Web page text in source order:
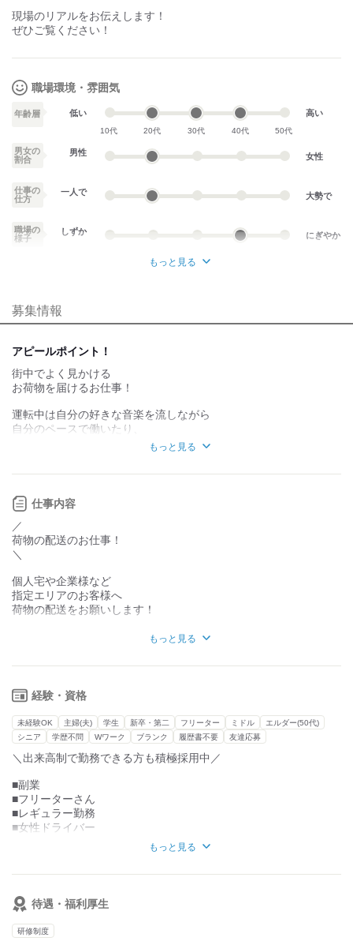
現場のリアルをお伝えします！
ぜひご覧ください！
職場環境・雰囲気
年齢層 低い
10代 20代 30代 40代 50代
高い
男女の
割合
男性 女性
仕事の
仕方
一人で 大勢で
職場の
様子
しずか にぎやか
個性が生かせる
デスクワーク
お客様との対話が
少ない
力仕事が少ない
もっと見る
募集情報
アピールポイント！
街中でよく見かける
お荷物を届けるお仕事！
運転中は自分の好きな音楽を流しながら
自分のペースで働いたり、
最近は置き配が多く再送しなければならない,,,なんて心配もなし！
【働くためのサポートが充実】
・ガソリン代後払い制度
・給料前払い&週払い制度
・車貸し出し
・直行直帰OK
⇒今手持ちのお金がなくてもご安心ください◎
収入が安定するまでサポートさせて頂きます。
平日週5回でがっつり稼いだり、
★こんな方が活躍中！
既存のスタッフさんはほとんどが未経験スタート！
運転免許さえあれば、経験やスキルがなくても
しっかり稼いでいる方が多数います！
20代～50代まで幅広い世代が活躍中です◎
上司はいません！
ですので、仕事を管理されず
モクモクと自分のペースで働けますよ◎
もっと見る
仕事内容
／
荷物の配送のお仕事！
＼
個人宅や企業様など
指定エリアのお客様へ
荷物の配送をお願いします！
＜お仕事の流れ＞
①自宅から社用車orマイカー（黒ナンバー必須）で、
配送センターに向かいます！
②荷物を積み込み、出発！配達！
→エリアやルートは基本亭には、ほぼ固定！
※置き配も多めなのでご安心くださいね
【研修について】
最初の3日～1週間は先輩の車の
助手席に乗ってもらって仕事を教えていただきます
・機械の使いかた
・荷物の受け取り方
もっと見る
経験・資格
未経験OK 主婦(夫) 学生 新卒・第二 フリーター ミドル
エルダー(50代)
シニア
学歴不問 Wワーク ブランク 履歴書不要 友達応募
＼出来高制で勤務できる方も積極採用中／
■副業
■フリーターさん
■レギュラー勤務
■女性ドライバー
※AT限定可
【外見について】
髪型・髪色
もっと見る
待遇・福利厚生
研修制度